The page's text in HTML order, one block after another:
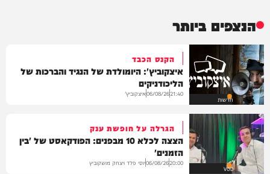
הנצפים ביותר
חדשות
הקנס הכבד
איצקוביץ': היומולדת של הנגיד והברכות של
הליכודניקים
21:40
06/08/26איצקוביץ'
VOD
הגרלה על חופשת ענק
הצצה לכלא 10 מבפנים: הפודקאסט של 'בין
הזמנים'
20:00
06/08/26יוסי פלד ויצחק מושקוביץ